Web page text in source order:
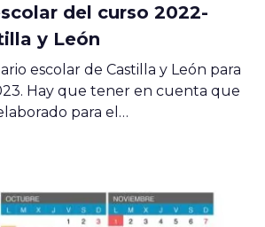
del curso 2022-
y León
escolar de Castilla y León para
Hay que tener en cuenta que
para el…